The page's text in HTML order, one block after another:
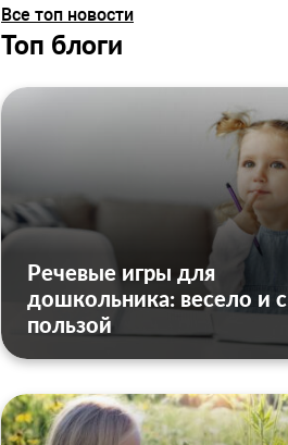
Все топ новости
Топ блоги
Речевые игры для
дошкольника: весело и с
пользой